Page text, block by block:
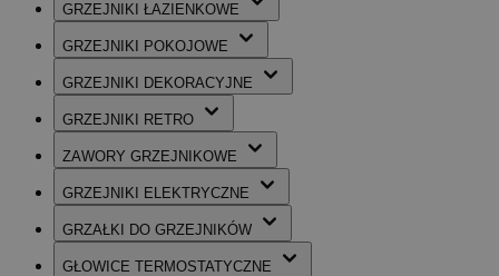
GRZEJNIKI ŁAZIENKOWE
GRZEJNIKI POKOJOWE
GRZEJNIKI DEKORACYJNE
GRZEJNIKI RETRO
ZAWORY GRZEJNIKOWE
GRZEJNIKI ELEKTRYCZNE
GRZAŁKI DO GRZEJNIKÓW
GŁOWICE TERMOSTATYCZNE